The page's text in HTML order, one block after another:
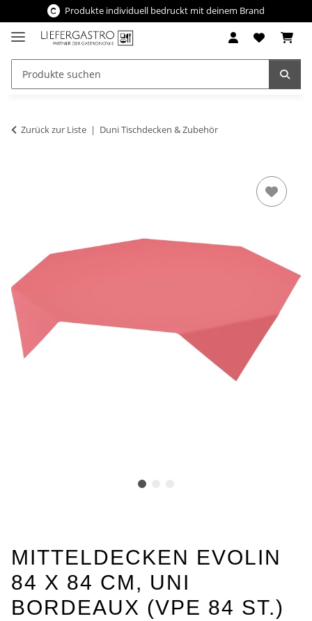
Produkte individuell bedruckt mit deinem Brand
Zurück zur Liste Duni Tischdecken & Zubehör
MITTELDECKEN EVOLIN
84 X 84 CM, UNI
BORDEAUX (VPE 84 ST.)